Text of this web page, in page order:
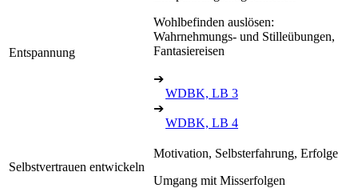
Entspannung
Wohlbefinden auslösen:
Wahrnehmungs- und Stilleübungen,
Fantasiereisen
➔
WDBK, LB 3
➔
WDBK, LB 4
Selbstvertrauen entwickeln
Motivation, Selbsterfahrung, Erfolge
Umgang mit Misserfolgen